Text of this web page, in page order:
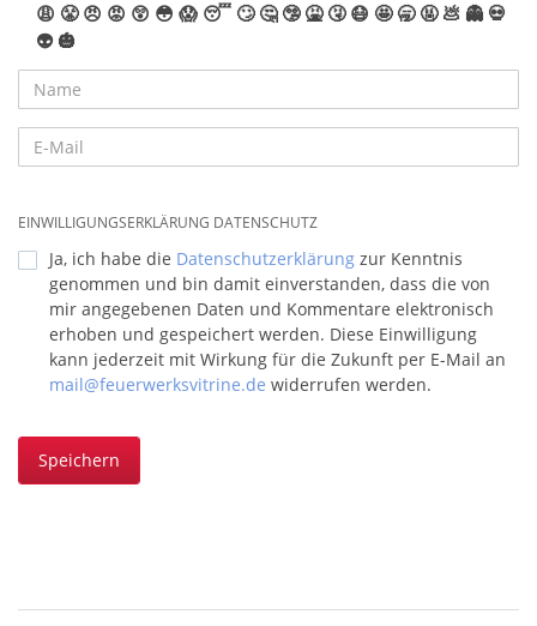
😩 😤 😠 😡 😲 😳 😱 😴 🙄 🤔 🤥 🤮 🤧 😷 🤩 🥱 🤬 💩 👻 💀
👽 🎃
EINWILLIGUNGSERKLÄRUNG DATENSCHUTZ
Ja, ich habe die Datenschutzerklärung zur Kenntnis
genommen und bin damit einverstanden, dass die von
mir angegebenen Daten und Kommentare elektronisch
erhoben und gespeichert werden. Diese Einwilligung
kann jederzeit mit Wirkung für die Zukunft per E-Mail an
mail@feuerwerksvitrine.de widerrufen werden.
Speichern